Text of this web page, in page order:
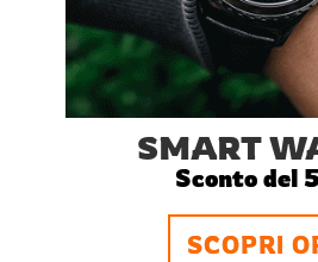
SMART
Sconto del
SCOPRI